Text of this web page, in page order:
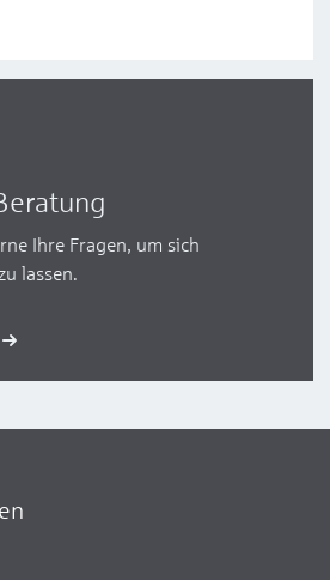
Ihre Fragen, um sich
lassen.